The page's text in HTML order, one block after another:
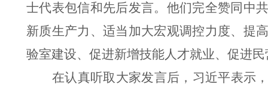
士代表包信和先后发言。他们完全赞同中
新质生产力、适当加大宏观调控力度、提
验室建设、促进新增技能人才就业、促进
在认真听取大家发言后，习近平表示